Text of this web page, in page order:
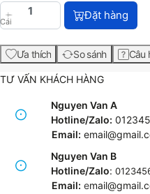
Cái
HP 21 Black
Đặt hàng
Ưa thích So sánh Câu
TƯ VẤN KHÁCH HÀNG
Nguyen Van A
Hotline/Zalo:
Email:
Nguyen Van B
Hotline/Zalo:
Email: e